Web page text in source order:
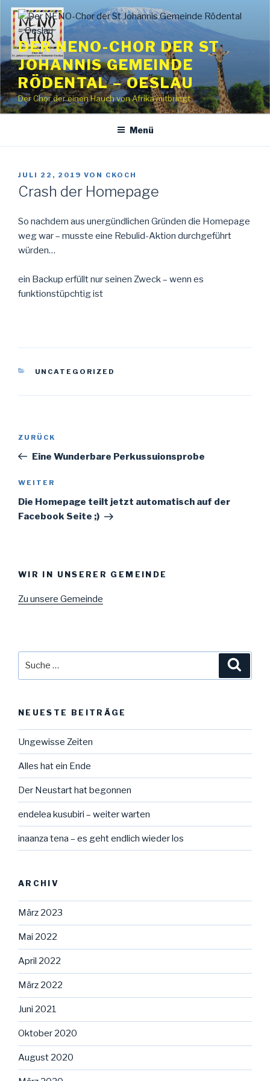
Zum
Inhalt
springen
DER NENO-CHOR DER ST
JOHANNIS GEMEINDE
RÖDENTAL – OESLAU
Der Chor der einen Hauch von Afrika mitbringt
Menü
VERÖFFENTLICHT
AM
JULI 22, 2019 VON CKOCH
Crash der Homepage
So nachdem aus unergündlichen Gründen die Homepage
weg war – musste eine Rebulid-Aktion durchgeführt
würden…
ein Backup erfüllt nur seinen Zweck – wenn es
funktionstüpchtig ist
KATEGORIEN
UNCATEGORIZED
Beitragsnavigation
Vorheriger
Beitrag
ZURÜCK
Eine Wunderbare Perkussuionsprobe
Nächster
Beitrag
WEITER
Die Homepage teilt jetzt automatisch auf der
Facebook Seite ;)
WIR IN UNSERER GEMEINDE
Zu unsere Gemeinde
NEUESTE BEITRÄGE
Ungewisse Zeiten
Alles hat ein Ende
Der Neustart hat begonnen
endelea kusubiri – weiter warten
inaanza tena – es geht endlich wieder los
ARCHIV
März 2023
Mai 2022
April 2022
März 2022
Juni 2021
Oktober 2020
August 2020